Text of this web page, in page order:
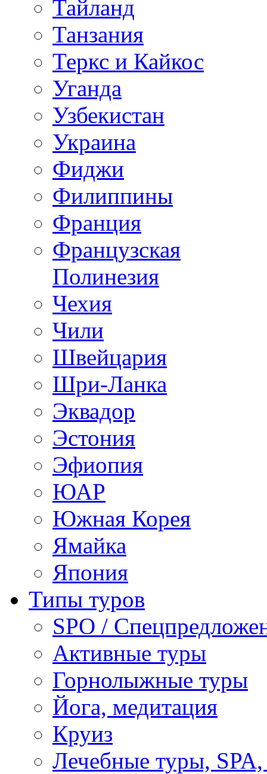
Тайланд
Танзания
Теркс и Кайкос
Уганда
Узбекистан
Украина
Фиджи
Филиппины
Франция
Французская
Полинезия
Чехия
Чили
Швейцария
Шри-Ланка
Эквадор
Эстония
Эфиопия
ЮАР
Южная Корея
Ямайка
Япония
Типы туров
SPO /
Активные туры
Горнолыжные туры
Йога, медитация
Круиз
Лечебные туры, SPA,